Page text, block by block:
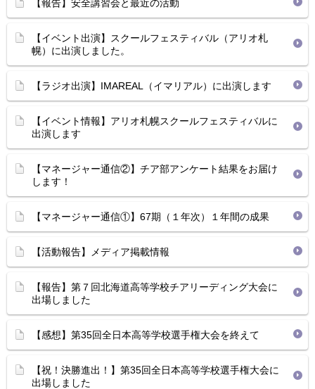
【報告】安全講習会と最近の活動
【イベント出演】スクールフェスティバル（アリオ札
幌）に出演しました。
【ラジオ出演】IMAREAL（イマリアル）に出演します
【イベント情報】アリオ札幌スクールフェスティバルに
出演します
【マネージャー通信②】チア部アンケート結果をお届け
します！
【マネージャー通信①】67期（１年次）１年間の成果
【活動報告】メディア掲載情報
【報告】第７回北海道高等学校チアリーディング大会に
出場しました
【感想】第35回全日本高等学校選手権大会を終えて
【祝！決勝進出！】第35回全日本高等学校選手権大会に
出場しました